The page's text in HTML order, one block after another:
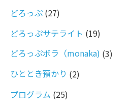
どろっぷ (27)
どろっぷサテライト (19)
どろっぷボラ（monaka) (3)
ひととき預かり (2)
プログラム (25)